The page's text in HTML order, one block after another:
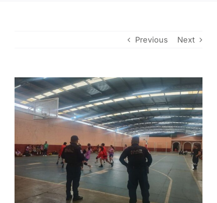
Previous Next
View
Larger
Image